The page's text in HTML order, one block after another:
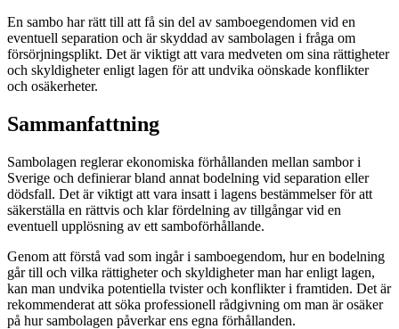
En sambo har rätt till att få sin del av samboegendomen vid en
eventuell separation och är skyddad av sambolagen i fråga om
försörjningsplikt. Det är viktigt att vara medveten om sina rättigheter
och skyldigheter enligt lagen för att undvika oönskade konflikter
och osäkerheter.
Sammanfattning
Sambolagen reglerar ekonomiska förhållanden mellan sambor i
Sverige och definierar bland annat bodelning vid separation eller
dödsfall. Det är viktigt att vara insatt i lagens bestämmelser för att
säkerställa en rättvis och klar fördelning av tillgångar vid en
eventuell upplösning av ett samboförhållande.
Genom att förstå vad som ingår i samboegendom, hur en bodelning
går till och vilka rättigheter och skyldigheter man har enligt lagen,
kan man undvika potentiella tvister och konflikter i framtiden. Det är
rekommenderat att söka professionell rådgivning om man är osäker
på hur sambolagen påverkar ens egna förhållanden.